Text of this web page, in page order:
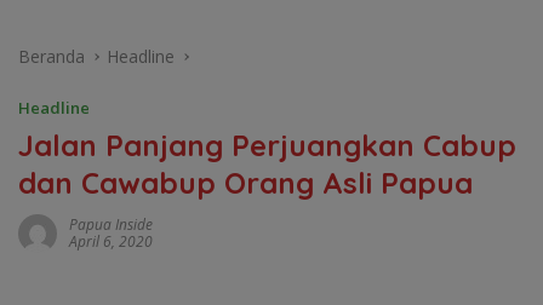
Beranda Headline
Headline
Jalan Panjang Perjuangkan Cabup
dan Cawabup Orang Asli Papua
Papua Inside
April 6, 2020